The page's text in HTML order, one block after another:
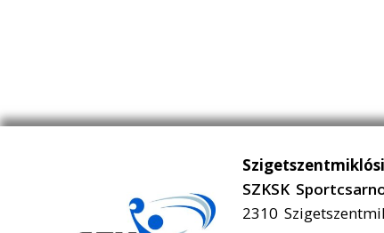
SZKSK
2310